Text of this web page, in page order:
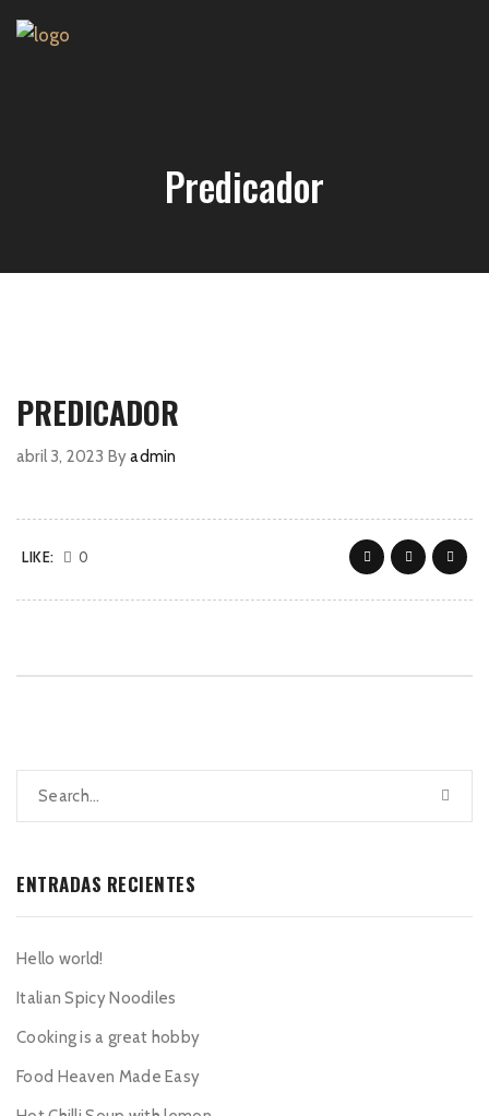
Predicador
PREDICADOR
abril 3, 2023 Byadmin
LIKE: 0
ENTRADAS RECIENTES
Hello world!
Italian Spicy Noodiles
Cooking is a great hobby
Food Heaven Made Easy